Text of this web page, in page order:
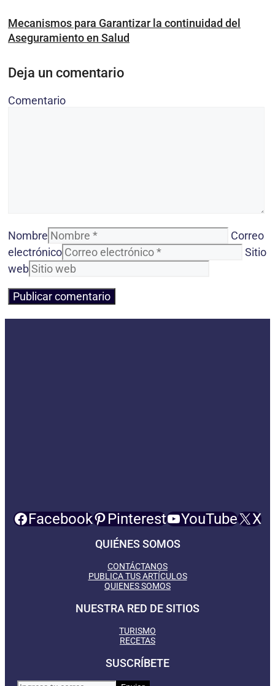
Mecanismos para Garantizar la continuidad del
Aseguramiento en Salud
Deja un comentario
Comentario
Nombre
Correo
electrónico
Sitio
web
Facebook Pinterest YouTube X
QUIÉNES SOMOS
CONTÁCTANOS
PUBLICA TUS ARTÍCULOS
QUIENES SOMOS
NUESTRA RED DE SITIOS
TURISMO
RECETAS
SUSCRÍBETE